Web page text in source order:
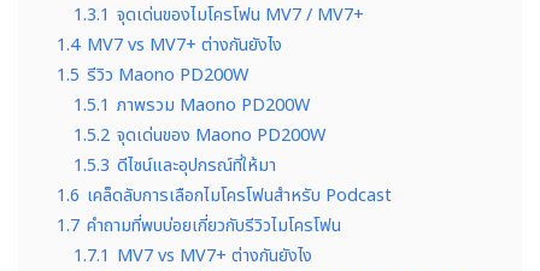
1.3.1 จุดเด่นของไมโครโฟน MV7 / MV7+
1.4 MV7 vs MV7+ ต่างกันยังไง
1.5 รีวิว Maono PD200W
1.5.1 ภาพรวม Maono PD200W
1.5.2 จุดเด่นของ Maono PD200W
1.5.3 ดีไซน์และอุปกรณ์ที่ให้มา
1.6 เคล็ดลับการเลือกไมโครโฟนสำหรับ Podcast
1.7 คำถามที่พบบ่อยเกี่ยวกับรีวิวไมโครโฟน
1.7.1 MV7 vs MV7+ ต่างกันยังไง